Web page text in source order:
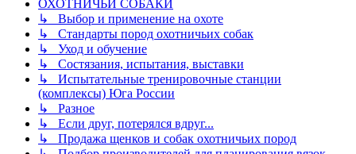
ОХОТНИЧЬИ СОБАКИ
↳ Выбор и применение на охоте
↳ Стандарты пород охотничьих собак
↳ Уход и обучение
↳ Состязания, испытания, выставки
↳ Испытательные тренировочные станции
(комплексы) Юга России
↳ Разное
↳ Если друг, потерялся вдруг...
↳ Продажа щенков и собак охотничьих пород